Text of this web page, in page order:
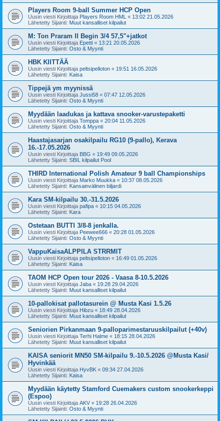
Players Room 9-ball Summer HCP Open
Uusin viesti Kirjoittaja Players Room HML « 13:02 21.05.2026
Lähetetty Sijainti: Muut kansalliset kilpailut
M: Ton Praram II Begin 3/4 57,5"+jatkot
Uusin viesti Kirjoittaja Epetti « 13:21 20.05.2026
Lähetetty Sijainti: Osto & Myynti
HBK KIITTÄÄ
Uusin viesti Kirjoittaja peltsipelloton « 19:51 16.05.2026
Lähetetty Sijainti: Kaisa
Tippejä ym myynissä
Uusin viesti Kirjoittaja Jussi58 « 07:47 12.05.2026
Lähetetty Sijainti: Osto & Myynti
Myydään laadukas ja kattava snooker-varustepaketti
Uusin viesti Kirjoittaja Tomppa « 20:04 11.05.2026
Lähetetty Sijainti: Osto & Myynti
Haastajasarjan osakilpailu RG10 (9-pallo), Kerava
16.-17.05.2026
Uusin viesti Kirjoittaja BBG « 19:49 09.05.2026
Lähetetty Sijainti: SBIL kilpailut Pool
THIRD International Polish Amateur 9 ball Championships
Uusin viesti Kirjoittaja Marko Muukka « 10:37 08.05.2026
Lähetetty Sijainti: Kansainvälinen biljardi
Kara SM-kilpailu 30.-31.5.2026
Uusin viesti Kirjoittaja pafipa « 10:15 04.05.2026
Lähetetty Sijainti: Kara
Ostetaan BUTTI 3/8-8 jenkalla.
Uusin viesti Kirjoittaja Peewee666 « 20:28 01.05.2026
Lähetetty Sijainti: Osto & Myynti
VappuKaisaALPPILA STRRMIT
Uusin viesti Kirjoittaja peltsipelloton « 16:49 01.05.2026
Lähetetty Sijainti: Kaisa
TAOM HCP Open tour 2026 - Vaasa 8-10.5.2026
Uusin viesti Kirjoittaja Jaba « 19:28 29.04.2026
Lähetetty Sijainti: Muut kansalliset kilpailut
10-pallokisat pallotasurein @ Musta Kasi 1.5.26
Uusin viesti Kirjoittaja Hibzu « 18:49 28.04.2026
Lähetetty Sijainti: Muut kansalliset kilpailut
Seniorien Pirkanmaan 9-palloparimestaruuskilpailut (+40v)
Uusin viesti Kirjoittaja Terhi Halme « 18:15 28.04.2026
Lähetetty Sijainti: Muut kansalliset kilpailut
KAISA seniorit MN50 SM-kilpailu 9.-10.5.2026 @Musta Kasi/
Hyvinkää
Uusin viesti Kirjoittaja HyvBK « 09:34 27.04.2026
Lähetetty Sijainti: Kaisa
Myydään käytetty Stamford Cuemakers custom snookerkeppi
(Espoo)
Uusin viesti Kirjoittaja AKV « 19:28 26.04.2026
Lähetetty Sijainti: Osto & Myynti